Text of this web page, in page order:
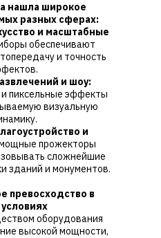
нашла широкое
разных сферах:
и масштабные
обеспечивают
и точность
и шоу:
пиксельные эффекты
визуальную
и
прожекторы
сложнейшие
зданий и монументов.
превосходство в
оборудования
высокой мощности,